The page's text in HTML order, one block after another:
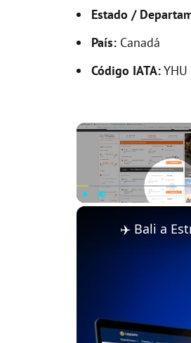
Estado /
País: Canadá
Código IATA:YHU